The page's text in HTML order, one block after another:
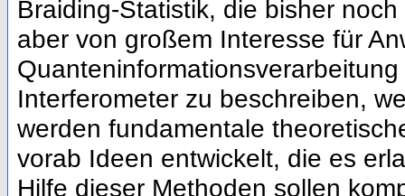
Braiding-Statistik, die bisher
aber von großem Interesse für
Interferometer zu beschreiben,
werden fundamentale
vorab Ideen entwickelt, die es
Hilfe dieser Methoden sollen